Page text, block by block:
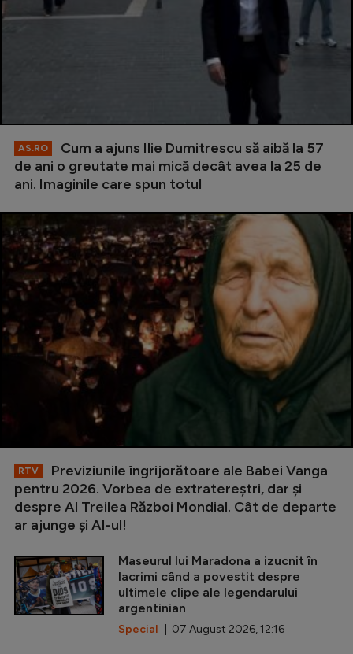
AS.RO
Cum a ajuns Ilie Dumitrescu să aibă la 57
de ani o greutate mai mică decât avea la 25 de
ani. Imaginile care spun totul
RTV
Previziunile îngrijorătoare ale Babei Vanga
pentru 2026. Vorbea de extratereștri, dar și
despre Al Treilea Război Mondial. Cât de departe
ar ajunge și AI-ul!
Maseurul lui Maradona a izucnit în
lacrimi când a povestit despre
ultimele clipe ale legendarului
argentinian
Special | 07 August 2026, 12:16